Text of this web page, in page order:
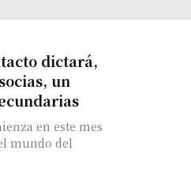
dictará,
un
en este mes
mundo del